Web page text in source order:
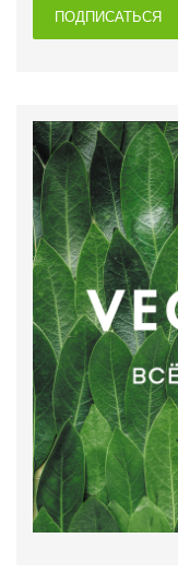
ПОДПИСАТЬСЯ